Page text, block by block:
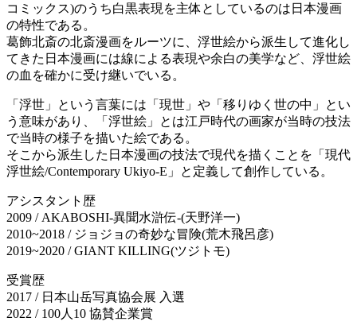
コミックス)のうち白黒表現を主体としているのは日本漫画
の特性である。
葛飾北斎の北斎漫画をルーツに、浮世絵から派生して進化し
てきた日本漫画には線による表現や余白の美学など、浮世絵
の血を確かに受け継いでいる。
「浮世」という言葉には「現世」や「移りゆく世の中」とい
う意味があり、「浮世絵」とは江戸時代の画家が当時の技法
で当時の様子を描いた絵である。
そこから派生した日本漫画の技法で現代を描くことを「現代
浮世絵/Contemporary Ukiyo-E」と定義して創作している。
アシスタント歴
2009 / AKABOSHI-異聞水滸伝-(天野洋一)
2010~2018 / ジョジョの奇妙な冒険(荒木飛呂彦)
2019~2020 / GIANT KILLING(ツジトモ)
受賞歴
2017 / 日本山岳写真協会展 入選
2022 / 100人10 協賛企業賞